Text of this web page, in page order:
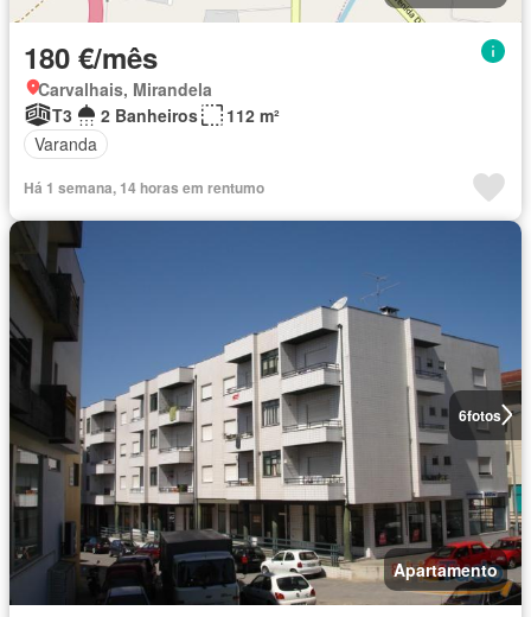
180 €/mês
Carvalhais, Mirandela
T3
2 Banheiros
112 m²
Varanda
Há 1 semana, 14 horas em rentumo
6fotos
Apartamento